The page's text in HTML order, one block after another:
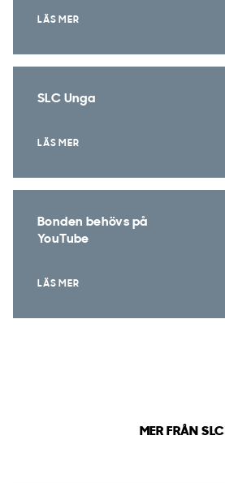
LÄS MER
SLC Unga
LÄS MER
Bonden behövs på
YouTube
LÄS MER
MER FRÅN SLC